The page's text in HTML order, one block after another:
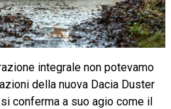
integrale non potevamo
della nuova Dacia Duster
conferma a suo agio come il